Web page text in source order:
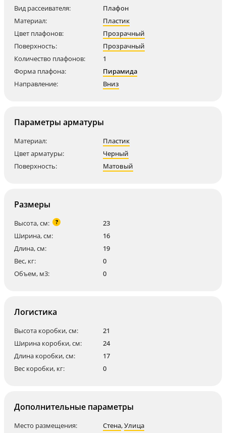
Вид рассеивателя:
Плафон
Материал:
Пластик
Цвет плафонов:
Прозрачный
Поверхность:
Прозрачный
Количество плафонов:
1
Форма плафона:
Пирамида
Направление:
Вниз
Параметры арматуры
Материал:
Пластик
Цвет арматуры:
Черный
Поверхность:
Матовый
Размеры
Высота, см: ?
23
Ширина, см:
16
Длина, см:
19
Вес, кг:
0
Объем, м3:
0
Логистика
Высота коробки, см:
21
Ширина коробки, см:
24
Длина коробки, см:
17
Вес коробки, кг:
0
Дополнительные параметры
Место размещения: Стена,Улица